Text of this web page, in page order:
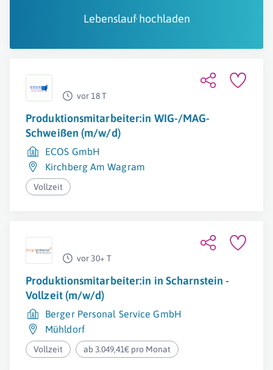
Lebenslauf hochladen
vor 18 T
Produktionsmitarbeiter:in WIG-/MAG-
Schweißen (m/w/d)
ECOS GmbH
Kirchberg Am Wagram
Vollzeit
vor 30+ T
Produktionsmitarbeiter:in in Scharnstein -
Vollzeit (m/w/d)
Berger Personal Service GmbH
Mühldorf
Vollzeit ab 3.049,41€ pro Monat